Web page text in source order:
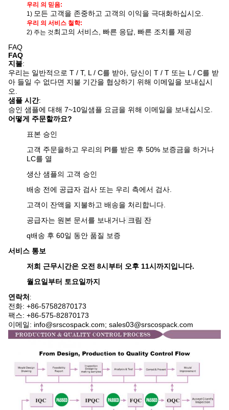
우리 의 믿음:
1) 모든 고객을 존중하고 고객의 이익을 극대화하십시오.
우리 의 서비스 철학:
2) 주는 것최고의 서비스, 빠른 응답, 빠른 조치를 제공
FAQ
FAQ
지불:
우리는 일반적으로 T / T, L / C를 받아, 당신이 T / T 또는 L / C를 받
아 들일 수 없다면 지불 기간을 협상하기 위해 이메일을 보내십시
오.
샘플 시간:
승인 샘플에 대해 7~10일샘플 요금을 위해 이메일을 보내십시오.
어떻게 주문할까요?
표본 승인
고객 주문을하고 우리의 PI를 받은 후 50% 보증금을 하거나
LC를 열
생산 샘플의 고객 승인
배송 전에 공급자 검사 또는 우리 측에서 검사.
고객이 잔액을 지불하고 배송을 처리합니다.
공급자는 원본 문서를 보내거나 크림 잔
q배송 후 60일 동안 품질 보증
서비스 통보
저희 근무시간은 오전 8시부터 오후 11시까지입니다.
월요일부터 토요일까지
연락처 :
전화: +86-57582870173
팩스: +86-575-82870173
이메일: info@srscospack.com; sales03@srscospack.com